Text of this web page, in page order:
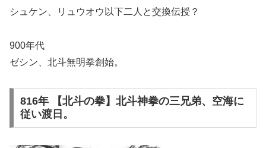
シュケン、リュウオウ以下二人と交換伝授？
900年代
ゼシン、北斗無明拳創始。
816年 【北斗の拳】北斗神拳の三兄弟、空海に
従い渡日。